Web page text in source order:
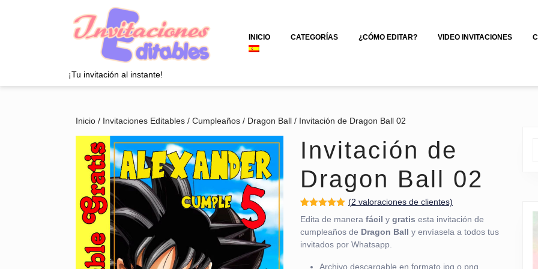
¡Tu invitación al instante!
INICIO CATEGORÍAS ¿CÓMO EDITAR? VIDEO INVITACIONES
Inicio / Invitaciones Editables / Cumpleaños / Dragon Ball / Invitación de Dragon Ball 02
Invitación de
Dragon Ball 02
Valorado
con5.00 de
5 en base
a
1
valoración
de un
(2 valoraciones de clientes)
Edita de manerafácil ygratis esta invitación de
cumpleaños de Dragon Ball y envíasela a todos tus
invitados por Whatsapp.
Archivo descargable en formato jpg o png